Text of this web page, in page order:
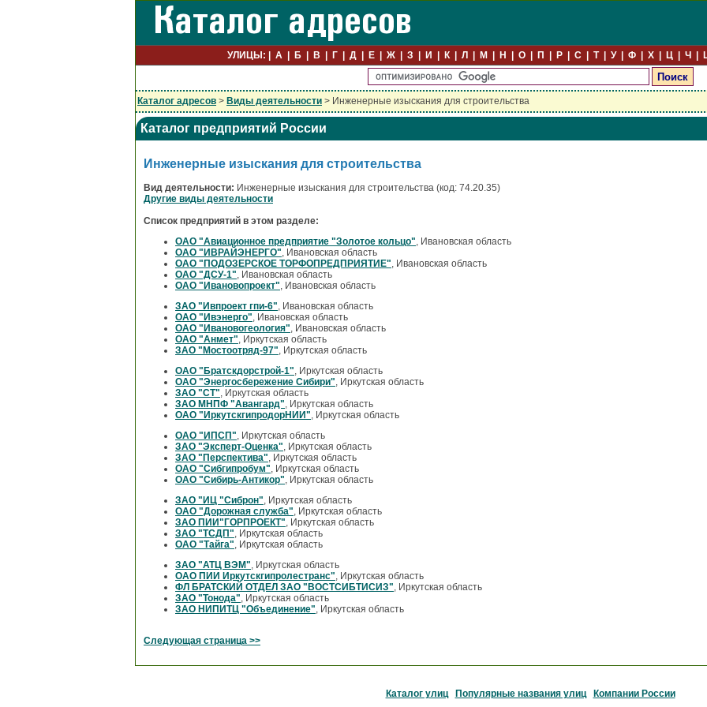
УЛИЦЫ: А Б В Г Д Е Ж З И К Л М Н О П Р С Т У Ф Х Ц Ч
Каталог адресов > Виды деятельности > Инженерные изыскания для строительства
Каталог предприятий России
Инженерные изыскания для строительства
Вид деятельности: Инженерные изыскания для строительства (код: 74.20.35)
Другие виды деятельности
Список предприятий в этом разделе:
ОАО "Авиационное предприятие "Золотое кольцо" , Ивановская область
ОАО "ИВРАЙЭНЕРГО" , Ивановская область
ОАО "ПОДОЗЕРСКОЕ ТОРФОПРЕДПРИЯТИЕ" , Ивановская область
ОАО "ДСУ-1" , Ивановская область
ОАО "Ивановопроект" , Ивановская область
ЗАО "Ивпроект гпи-6" , Ивановская область
ОАО "Ивэнерго" , Ивановская область
ОАО "Ивановогеология" , Ивановская область
ОАО "Анмет" , Иркутская область
ЗАО "Мостоотряд-97" , Иркутская область
ОАО "Братскдорстрой-1" , Иркутская область
ОАО "Энергосбережение Сибири" , Иркутская область
ЗАО "СТ" , Иркутская область
ЗАО МНПФ "Авангард" , Иркутская область
ОАО "ИркутскгипродорНИИ" , Иркутская область
ОАО "ИПСП" , Иркутская область
ЗАО "Эксперт-Оценка" , Иркутская область
ЗАО "Перспектива" , Иркутская область
ОАО "Сибгипробум" , Иркутская область
ОАО "Сибирь-Антикор" , Иркутская область
ЗАО "ИЦ "Сиброн" , Иркутская область
ОАО "Дорожная служба" , Иркутская область
ЗАО ПИИ"ГОРПРОЕКТ" , Иркутская область
ЗАО "ТСДП" , Иркутская область
ОАО "Тайга" , Иркутская область
ЗАО "АТЦ ВЭМ" , Иркутская область
ОАО ПИИ Иркутскгипролестранс" , Иркутская область
ФЛ БРАТСКИЙ ОТДЕЛ ЗАО "ВОСТСИБТИСИЗ" , Иркутская область
ЗАО "Тонода" , Иркутская область
ЗАО НИПИТЦ "Объединение" , Иркутская область
Следующая страница >>
Каталог улиц Популярные названия улиц Компании России